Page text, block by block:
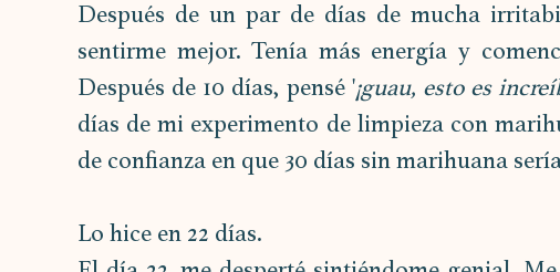
Después de un par de días de mucha
sentirme mejor. Tenía más energía y
Después de 10 días, pensé '¡guau, esto es
días de mi experimento de limpieza con
de confianza en que 30 días sin marihuana
Lo hice en 22 días.